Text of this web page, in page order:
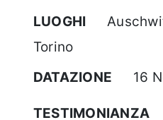
LUOGHI Auschwitz, Buchenwald,
Torino
DATAZIONE
16
TESTIMONIANZA